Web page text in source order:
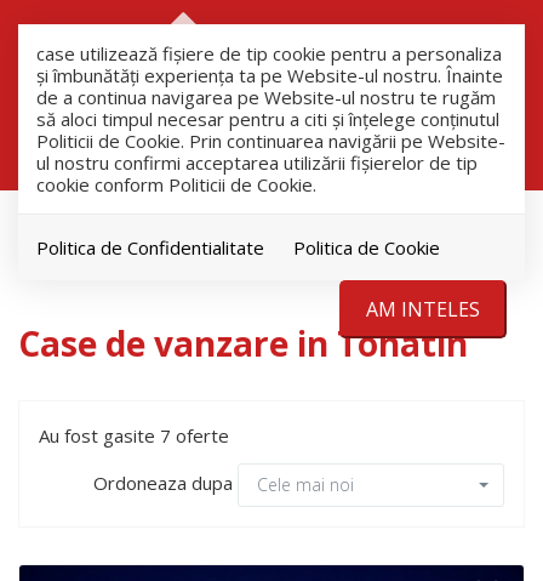
case utilizează fişiere de tip cookie pentru a personaliza
și îmbunătăți experiența ta pe Website-ul nostru. Înainte
de a continua navigarea pe Website-ul nostru te rugăm
să aloci timpul necesar pentru a citi și înțelege conținutul
Politicii de Cookie. Prin continuarea navigării pe Website-
ul nostru confirmi acceptarea utilizării fişierelor de tip
cookie conform Politicii de Cookie.
Politica de Confidentialitate Politica de Cookie
AM INTELES
Filtreaza
Case
Case de vanzare in Tohatin
Au fost gasite 7 oferte
Ordoneaza dupa
Cele mai noi